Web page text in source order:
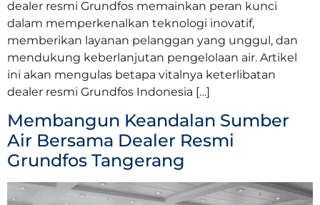
dealer resmi Grundfos memainkan peran kunci
dalam memperkenalkan teknologi inovatif,
memberikan layanan pelanggan yang unggul, dan
mendukung keberlanjutan pengelolaan air. Artikel
ini akan mengulas betapa vitalnya keterlibatan
dealer resmi Grundfos Indonesia […]
Membangun Keandalan Sumber
Air Bersama Dealer Resmi
Grundfos Tangerang